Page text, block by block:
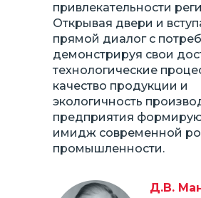
привлекательности
Открывая двери и
прямой диалог с
демонстрируя свои
технологические
качество продукции и
экологичность
предприятия
имидж современной
промышленности.
Д.В.